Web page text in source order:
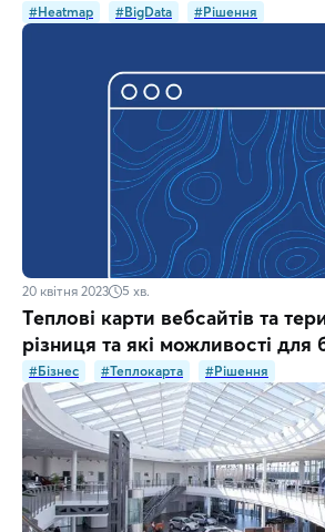
#Heatmap #BigData #Рішення
20 квітня 2023 5 хв.
Теплові карти вебсайтів та
різниця та які можливості для
#Бізнес #Теплокарта #Рішення